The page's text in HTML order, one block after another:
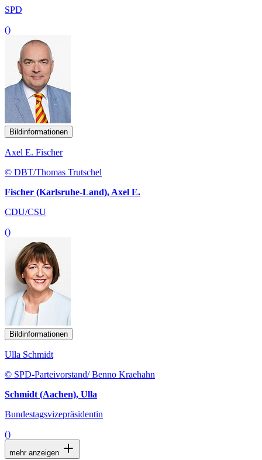
SPD
()
Bildinformationen
Axel E. Fischer
© DBT/Thomas Trutschel
Fischer (Karlsruhe-Land), Axel E.
CDU/CSU
()
Bildinformationen
Ulla Schmidt
© SPD-Parteivorstand/ Benno Kraehahn
Schmidt (Aachen), Ulla
Bundestagsvizepräsidentin
()
mehr anzeigen